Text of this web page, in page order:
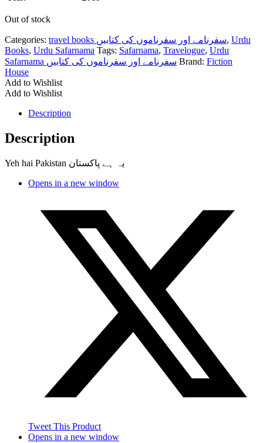
Out of stock
Categories: travel books سفرنامے اور سفرناموں کی کتابیں, Urdu
Books, Urdu Safarnama Tags: Safarnama, Travelogue, Urdu
Safarnama سفرنامے اور سفرناموں کی کتابیں Brand: Fiction
House
Add to Wishlist
Add to Wishlist
Description
Description
Yeh hai Pakistan یہ ہے پاکستان
Opens in a new window
Tweet This Product
Opens in a new window